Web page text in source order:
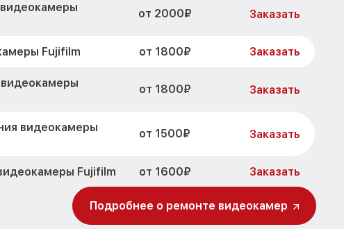
от 2000₽ Заказать
Fujifilm от 1800₽ Заказать
от 1800₽ Заказать
видеокамеры
от 1500₽ Заказать
Fujifilm от 1600₽ Заказать
Fujifilm от 800₽ Заказать
Подробнее о ремонте видеокамер